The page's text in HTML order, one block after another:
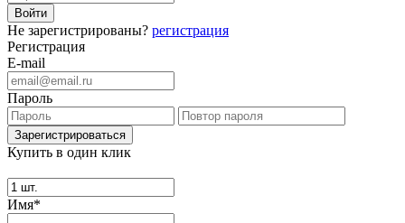
Не зарегистрированы? регистрация
Регистрация
E-mail
Пароль
Купить в один клик
Имя*